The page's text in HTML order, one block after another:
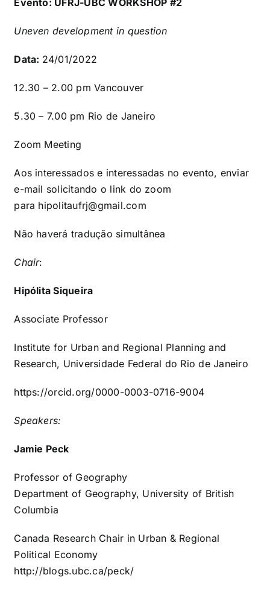
Evento: UFRJ-UBC WORKSHOP #2
Uneven development in question
Data: 24/01/2022
12.30 – 2.00 pm Vancouver
5.30 – 7.00 pm Rio de Janeiro
Zoom Meeting
Aos interessados e interessadas no evento, enviar
e-mail solicitando o link do zoom
para hipolitaufrj@gmail.com
Não haverá tradução simultânea
Chair:
Hipólita Siqueira
Associate Professor
Institute for Urban and Regional Planning and
Research, Universidade Federal do Rio de Janeiro
https://orcid.org/0000-0003-0716-9004
Speakers:
Jamie Peck
Professor of Geography
Department of Geography, University of British
Columbia
Canada Research Chair in Urban & Regional
Political Economy
http://blogs.ubc.ca/peck/